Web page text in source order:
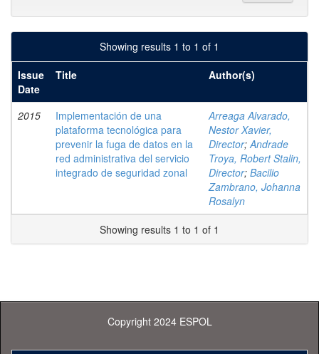
Showing results 1 to 1 of 1
Issue
Date
Title Author(s)
2015
Implementación de una
plataforma tecnológica para
prevenir la fuga de datos en la
red administrativa del servicio
integrado de seguridad zonal
Arreaga Alvarado,
Nestor Xavier,
Director;Andrade
Troya, Robert Stalin,
Director; Bacilio
Zambrano, Johanna
Rosalyn
Showing results 1 to 1 of 1
Copyright 2024 ESPOL